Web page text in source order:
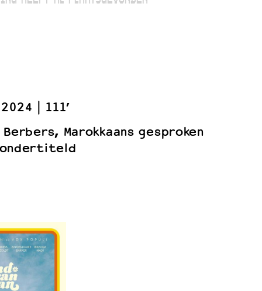
2024
111’
Marokkaans gesproken
ondertiteld